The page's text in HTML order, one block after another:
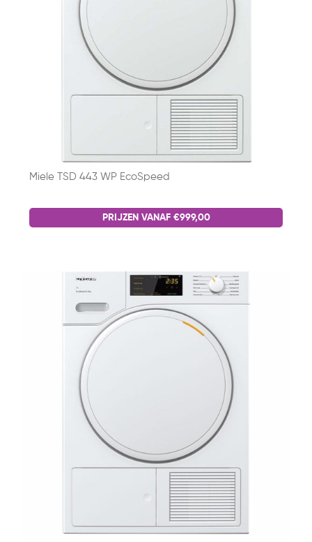
Miele TSD 443 WP EcoSpeed
PRIJZEN VANAF €999,00